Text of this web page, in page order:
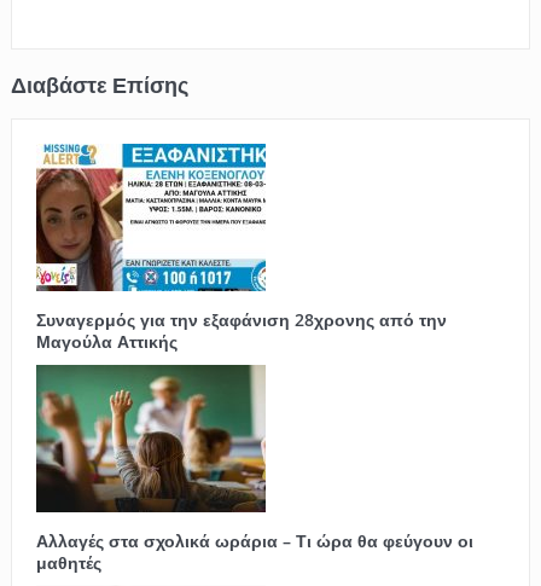
Συναγερμός για την εξαφάνιση 28χρονης από την
Μαγούλα Αττικής
Αλλαγές στα σχολικά ωράρια – Τι ώρα θα φεύγουν οι
μαθητές